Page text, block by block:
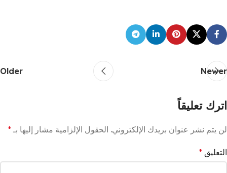
Newer
Older
اترك تعليقاً
لن يتم نشر عنوان بريدك الإلكتروني. الحقول الإلزامية مشار إليها بـ *
التعليق *